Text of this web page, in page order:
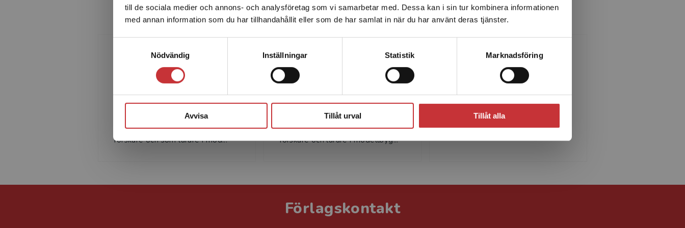
till de sociala medier och annons- och analysföretag som vi samarbetar med. Dessa kan i sin tur kombinera informationen
med annan information som du har tillhandahållit eller som de har samlat in när du har använt deras tjänster.
Nödvändig
Inställningar Statistik Marknadsföring
Avvisa Tillåt urval Tillåt alla
Sverige. För att kunna slutföra ett köp måste
leveransadressen vara i Sverige.Läs mer
treatment of so called subspace methods and an orientation on neural networks, deep nets and deep learning.
Lennart Ljung
Linköpings Tekniska Högskola.
Han har många års erfarenhet
som internationellt verksam
forskare och som lärare i mod...
Linköpings Tekniska Högskola.
Han har många års erfarenhet
som internationellt verksam
forskare och lärare i modellbyg...
Anders Hansson
Förlagskontakt